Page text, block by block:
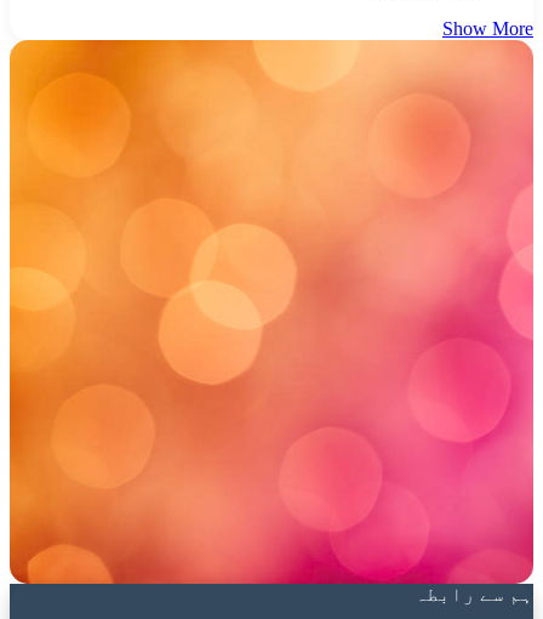
Show More
ہم سے رابطہ